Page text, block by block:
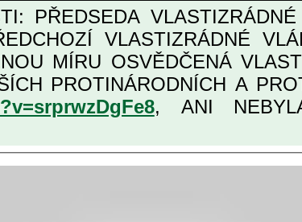
VLASTIZRÁDNÉ
"AMNESTIE", URČENÁ
, ANI